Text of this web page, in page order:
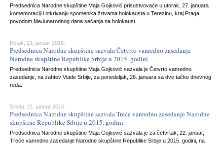
Predsednica Narodne skupštine Maja Gojković prisustvovaće u utorak, 27. januara
komemoraciji i otkrivanju spomenika žrtvama holokausta u Terezinu, kraj Praga
povodom Međunarodnog dana sećanja na holokaust.
Petak, 23. januar 2015.
Predsednica Narodne skupštine sazvala Četvrto vanredno zasedanje
Narodne skupštine Republike Srbije u 2015. godini
Predsednica Narodne skupštine Maja Gojković sazvala je Četvrto vanredno
zasedanje, na zahtev Vlade Srbije, za ponedeljak, 26. januara sa dve tačke dnevnog
reda.
Sreda, 21. januar 2015.
Predsednica Narodne skupštine sazvala Treće vanredno zasedanje Narodne
skupštine Republike Srbije u 2015. godini
Predsednica Narodne skupštine Maja Gojković sazvala je za četvrtak, 22. januar,
Treće vanredno zasedanje Narodne skupštine Republike Srbije u 2015. godini, na